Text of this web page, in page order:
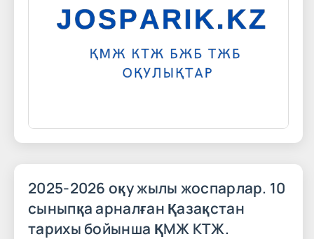
2025-2026 оқу жылы жоспарлар. 10
сыныпқа арналған Қазақстан
тарихы бойынша ҚМЖ КТЖ.